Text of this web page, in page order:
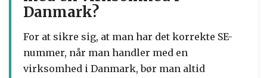
Danmark?
For at sikre sig, at man har det korrekte SE-
nummer, når man handler med en
virksomhed i Danmark, bør man altid